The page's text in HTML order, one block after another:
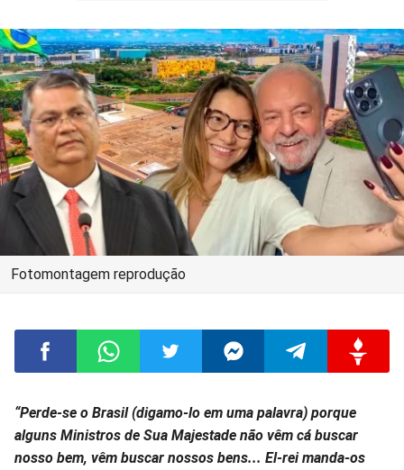
Fotomontagem reprodução
Compartilhar
no
Compartilhar
no
Compartilhar
no
Compartilhar
no
Compartilhar
no
no
“Perde-se o Brasil (digamo-lo em uma palavra) porque
alguns Ministros de Sua Majestade não vêm cá buscar
nosso bem, vêm buscar nossos bens... El-rei manda-os